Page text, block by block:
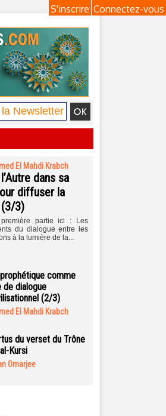
Connectez-vous
S'inscrire
El Mahdi Krabch
dans sa
diffuser la
3)
partie ici : Les
du dialogue entre les
à la lumière de la...
comme
de dialogue
(2/3)
El Mahdi Krabch
du verset du Trône
Kursi
Omarjee